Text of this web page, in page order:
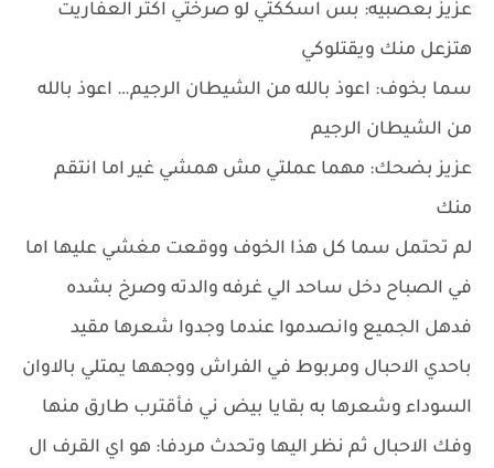
عزيز بعصبيه: بس اسككتي لو صرختي اكتر العفاريت
هتزعل منك ويقتلوكي
سما بخوف: اعوذ بالله من الشيطان الرجيم… اعوذ بالله
من الشيطان الرجيم
عزيز بضحك: مهما عملتي مش همشي غير اما انتقم
منك
لم تحتمل سما كل هذا الخوف ووقعت مغشي عليها اما
في الصباح دخل ساحد الي غرفه والدته وصرخ بشده
فدهل الجميع وانصدموا عندما وجدوا شعرها مقيد
باحدي الاحبال ومربوط في الفراش ووجهها يمتلي بالاوان
السوداء وشعرها به بقايا بيض ني فأقترب طارق منها
وفك الاحبال ثم نظر اليها وتحدث مردفا: هو اي القرف ال